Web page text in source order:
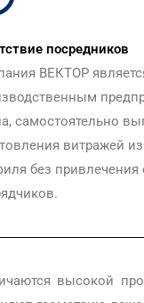
посредников
ВЕКТОР
самостоятельно
витражей
без привлечения
высокой